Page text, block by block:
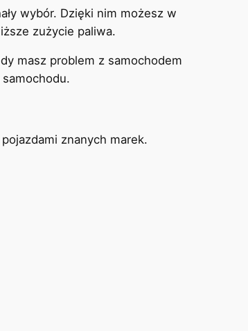
wybór. Dzięki nim możesz w
zużycie paliwa.
masz problem z samochodem
znanych marek.